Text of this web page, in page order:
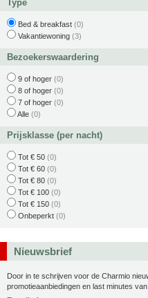
Type
Bed & breakfast (0)
Vakantiewoning (3)
Bezoekerswaardering
9 of hoger (0)
8 of hoger (0)
7 of hoger (0)
Alle (0)
Prijsklasse (per nacht)
Tot € 50 (0)
Tot € 60 (0)
Tot € 80 (0)
Tot € 100 (0)
Tot € 150 (0)
Onbeperkt (0)
Nieuwsbrief
Door in te schrijven voor de Charmio
promotieaanbiedingen en last minutes